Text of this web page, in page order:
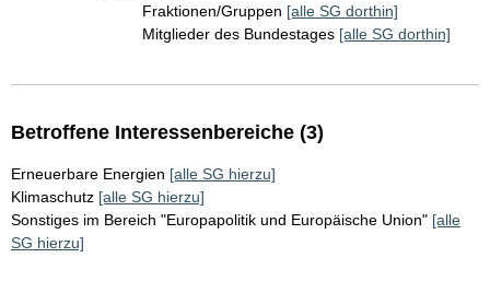
Fraktionen/Gruppen [alle SG dorthin]
Mitglieder des Bundestages [alle SG dorthin]
Betroffene Interessenbereiche (3)
Erneuerbare Energien [alle SG hierzu]
Klimaschutz [alle SG hierzu]
Sonstiges im Bereich "Europapolitik und Europäische Union" [alle
SG hierzu]